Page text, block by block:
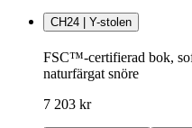
CH24 | Y-stolen
FSC™-certifierad bok,
naturfärgat snöre
7 203 kr